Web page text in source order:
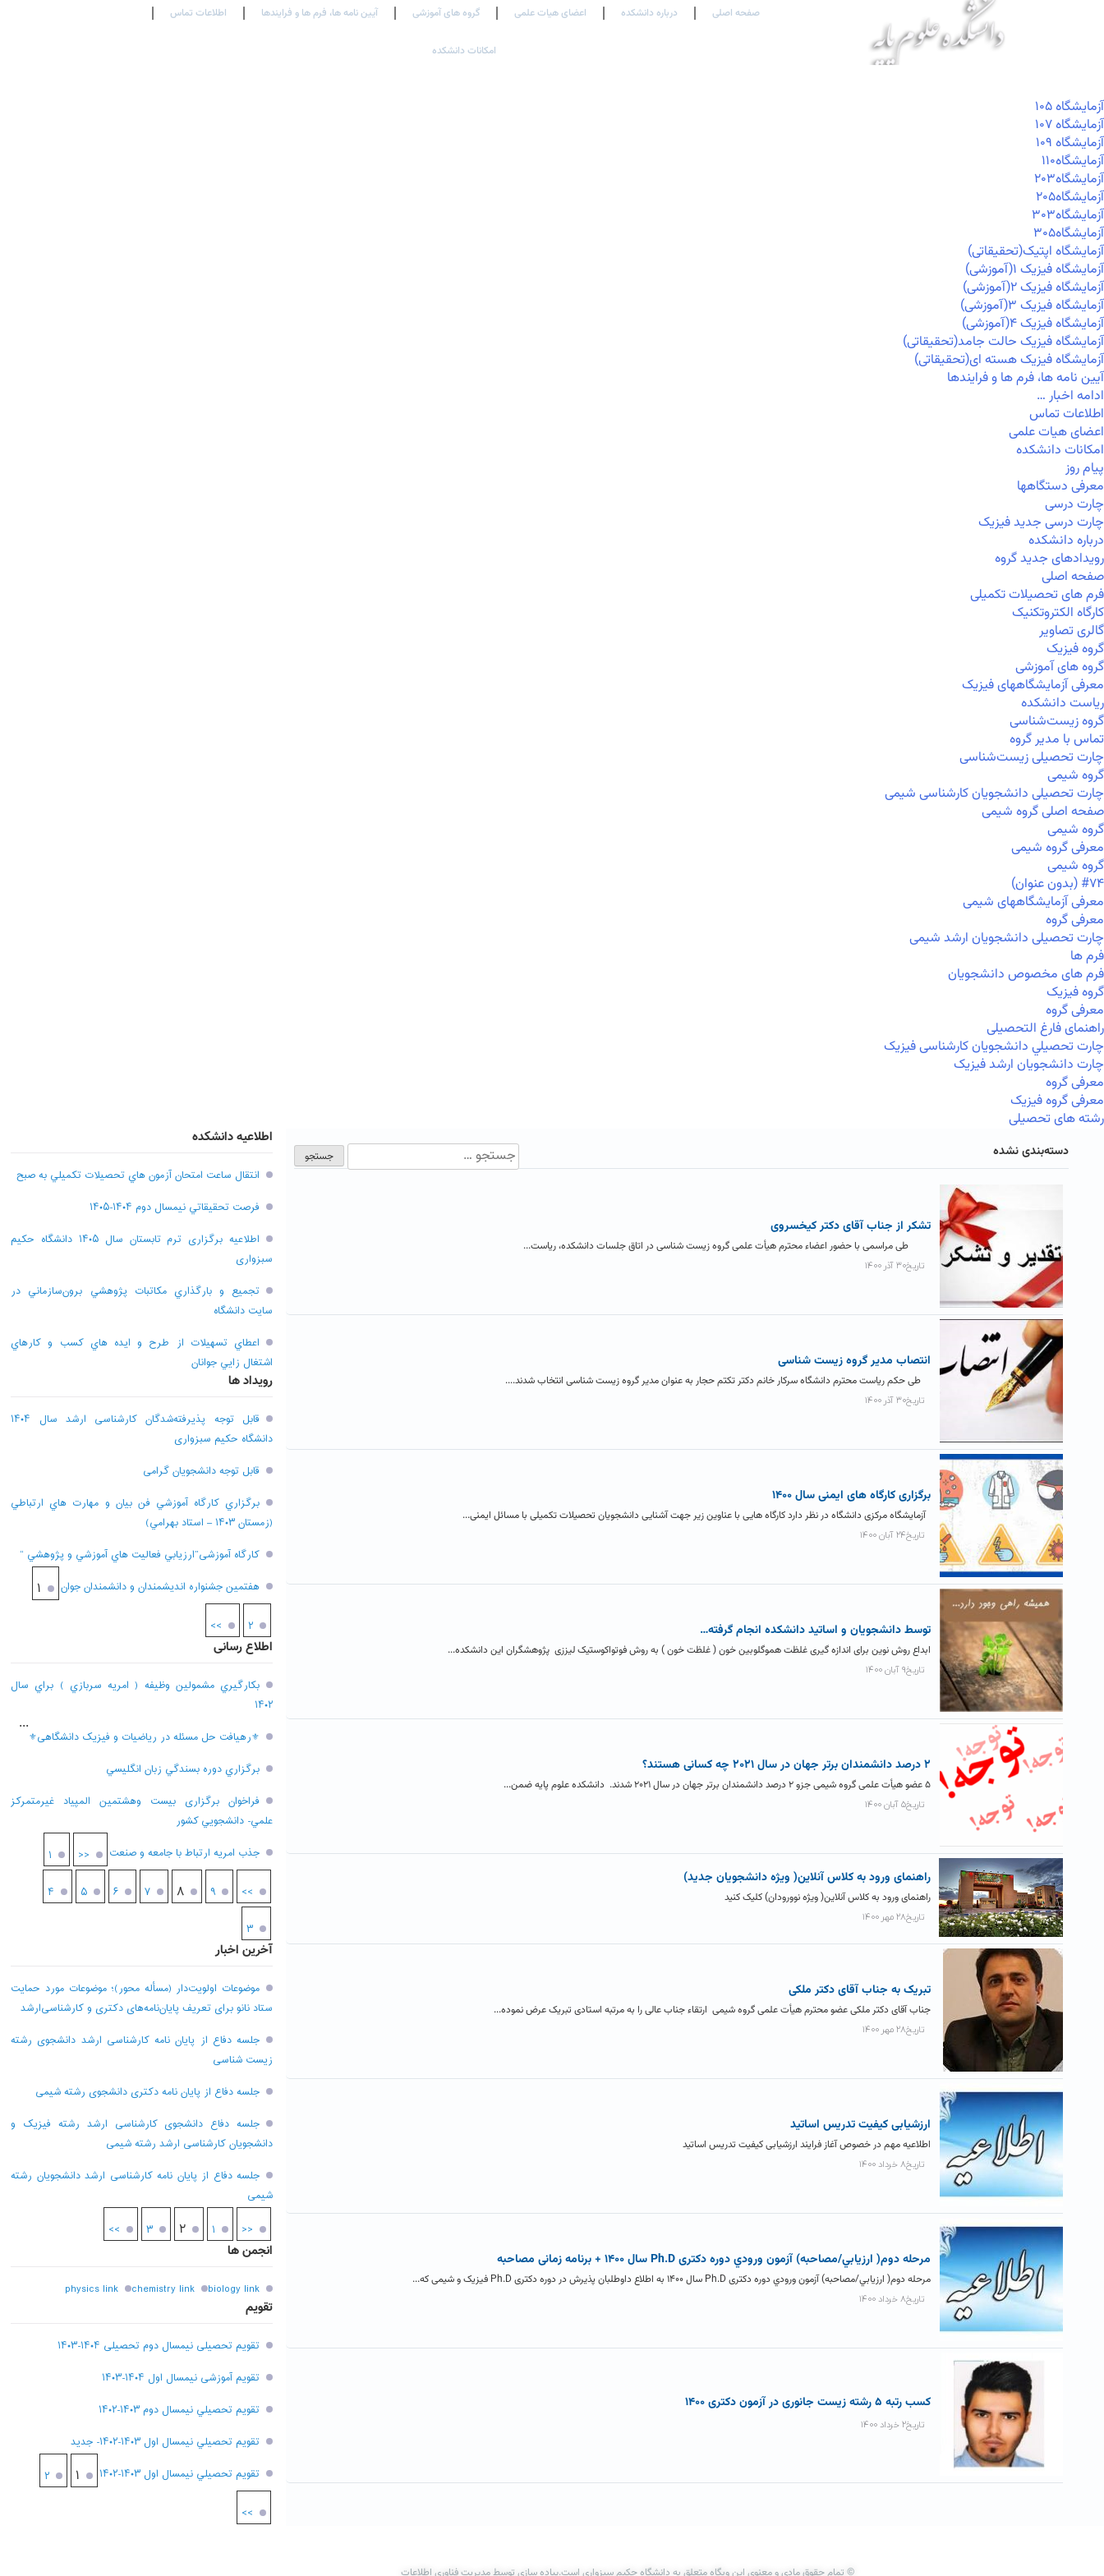
صفحه اصلی درباره دانشکده اعضای هیات علمی گروه های آموزشی آیین نامه ها، فرم ها و فرایندها اطلاعات تماس
امکانات دانشکده
آزمايشگاه ۱۰۵
آزمايشگاه ۱۰۷
آزمايشگاه ۱۰۹
آزمايشگاه۱۱۰
آزمايشگاه۲۰۳
آزمايشگاه۲۰۵
آزمايشگاه۳۰۳
آزمايشگاه۳۰۵
آزمایشگاه اپتیک(تحقیقاتی)
آزمایشگاه فیزیک ۱(آموزشی)
آزمایشگاه فیزیک ۲(آموزشی)
آزمایشگاه فیزیک ۳(آموزشی)
آزمایشگاه فیزیک ۴(آموزشی)
آزمایشگاه فیزیک حالت جامد(تحقیقاتی)
آزمایشگاه فیزیک هسته ای(تحقیقاتی)
آیین نامه ها، فرم ها و فرایندها
ادامه اخبار …
اطلاعات تماس
اعضای هیات علمی
امکانات دانشکده
پیام روز
معرفی دستگاهها
چارت درسی
چارت درسی جدید فیزیک
درباره دانشکده
رویدادهای جدید گروه
صفحه اصلی
فرم های تحصیلات تکمیلی
کارگاه الکتروتکنیک
گالری تصاویر
گروه فیزیک
گروه های آموزشی
معرفی آزمایشگاههای فیزیک
ریاست دانشکده
گروه زیست‌شناسی
تماس با مدیر گروه
چارت تحصیلی زیست‌شناسی
گروه شیمی
چارت تحصیلی دانشجویان کارشناسی شیمی
صفحه اصلی گروه شیمی
گروه شیمی
معرفی گروه شیمی
گروه شیمی
#۷۴ (بدون عنوان)
معرفی آزمایشگاههای شیمی
معرفی گروه
چارت تحصیلی دانشجویان ارشد شیمی
فرم ها
فرم های مخصوص دانشجویان
گروه فیزیک
معرفی گروه
راهنمای فارغ التحصیلی
چارت تحصيلي دانشجویان کارشناسی فیزیک
چارت دانشجویان ارشد فیزیک
معرفی گروه
معرفی گروه فیزیک
رشته های تحصیلی
دسته‌بندی نشده
تشکر از جناب آقای دکتر کیخسروی
طی مراسمی با حضور اعضاء محترم هیأت علمی گروه زیست شناسی در اتاق جلسات دانشکده، ریاست...
تاریخ۳۰ آذر ۱۴۰۰
انتصاب مدیر گروه زیست شناسی
طی حکم ریاست محترم دانشگاه سرکار خانم دکتر تکتم حجار به عنوان مدیر گروه زیست شناسی انتخاب شدند....
تاریخ۳۰ آذر ۱۴۰۰
برگزاری کارگاه های ایمنی سال ۱۴۰۰
آزمایشگاه مرکزی دانشگاه در نظر دارد کارگاه هایی با عناوین زیر جهت آشنایی دانشجویان تحصیلات تکمیلی با مسائل ایمنی...
تاریخ۲۴ آبان ۱۴۰۰
توسط دانشجویان و اساتید دانشکده انجام گرفته…
ابداع روش نوین برای اندازه گیری غلظت هموگلوبین خون ( غلظت خون ) به روش فوتواکوستیک لیززی پژوهشگران این دانشکده...
تاریخ۹ آبان ۱۴۰۰
۲ درصد دانشمندان برتر جهان در سال ۲۰۲۱ چه کسانی هستند؟
۵ عضو هیأت علمی گروه شیمی جزو ۲ درصد دانشمندان برتر جهان در سال ۲۰۲۱ شدند. دانشکده علوم پایه ضمن...
تاریخ۵ آبان ۱۴۰۰
راهنمای ورود به کلاس آنلاین( ویژه دانشجویان جدید)
راهنمای ورود به کلاس آنلاین( ویژه نوورودان) کلیک کنید
تاریخ۲۸ مهر ۱۴۰۰
تبریک به جناب آقای دکتر ملکی
جناب آقای دکتر ملکی عضو محترم هیأت علمی گروه شیمی ارتقاء جناب عالی را به مرتبه استادی تبریک عرض نموده...
تاریخ۲۸ مهر ۱۴۰۰
ارزشیابی کیفیت تدریس اساتید
اطلاعیه مهم در خصوص آغاز فرایند ارزشیابی کیفیت تدریس اساتید
تاریخ۸ خرداد ۱۴۰۰
مرحله دوم( ارزيابي/مصاحبه) آزمون ورودي دوره دکتری Ph.D سال ۱۴۰۰ + برنامه زمانی مصاحبه
مرحله دوم( ارزيابي/مصاحبه) آزمون ورودي دوره دکتری Ph.D سال ۱۴۰۰ به اطلاع داوطلبان پذیرش در دوره دکتری Ph.D فیزیک و شیمی که...
تاریخ۸ خرداد ۱۴۰۰
کسب رتبه ۵ رشته زیست جانوری در آزمون دکتری ۱۴۰۰
تاریخ۲ خرداد ۱۴۰۰
اطلاعیه دانشکده
انتقال ساعت امتحان آزمون هاي تحصيلات تکميلي به صبح
فرصت تحقيقاتي نیمسال دوم ۱۴۰۴-۱۴۰۵
اطلاعیه برگزاری ترم تابستان سال ۱۴۰۵ دانشگاه حکیم
سبزواری
تجميع و بارگذاري مکاتبات پژوهشي برون‌سازماني در
سايت دانشگاه
اعطاي تسهيلات از طرح و ايده هاي کسب و کارهاي
اشتغال زايي جوانان
رویداد ها
قابل توجه پذیرفته‌شدگان کارشناسی ارشد سال ۱۴۰۴
دانشگاه حکیم سبزواری
قابل توجه دانشجویان گرامی
برگزاري کارگاه آموزشي فن بيان و مهارت هاي ارتباطي
(زمستان ۱۴۰۳ – استاد بهرامي)
کارگاه آموزشی”ارزيابي فعاليت هاي آموزشي و پژوهشي “
هفتمين جشنواره انديشمندان و دانشمندان جوان
۱
۲ >>
اطلاع رسانی
بکارگيري مشمولين وظيفه ( امريه سربازي ) براي سال
۱۴۰۲
⚜رهیافت حل مسئله در ریاضیات و فیزیک دانشگاهی⚜
برگزاري دوره بسندگي زبان انگليسي
فراخوان برگزاری بيست وهشتمين المپياد غيرمتمركز
علمي- دانشجويي كشور
جذب امریه ارتباط با جامعه و صنعت
<< ۱
...
۳
۴ ۵ ۶ ۷ ۸ ۹ >>
آخرین اخبار
موضوعات اولویت‌دار (مسأله محور)؛ موضوعات مورد حمایت
ستاد نانو برای تعریف پایان‌نامه‌های دکتری و کارشناسی‌ارشد
جلسه دفاع از پایان نامه کارشناسی ارشد دانشجوی رشته
زیست شناسی
جلسه دفاع از پایان نامه دکتری دانشجوی رشته شیمی
جلسه دفاع دانشجوی کارشناسی ارشد رشته فیزیک و
دانشجویان کارشناسی ارشد رشته شیمی
جلسه دفاع از پایان نامه کارشناسی ارشد دانشجویان رشته
شیمی
<< ۱ ۲ ۳ >>
انجمن ها
biology link
chemistry link
physics link
تقویم
تقویم تحصیلی نیمسال دوم تحصیلی ۱۴۰۴-۱۴۰۳
تقویم آموزشی نیمسال اول ۱۴۰۴-۱۴۰۳
تقويم تحصيلي نيمسال دوم ۱۴۰۳-۱۴۰۲
تقويم تحصيلي نيمسال اول ۱۴۰۳-۱۴۰۲- جديد
تقويم تحصيلي نيمسال اول ۱۴۰۳-۱۴۰۲
۱ ۲
>>
© تمام حقوق مادی و معنوی این وبگاه متعلق به دانشگاه حکیم سبزواری است.پیاده سازی توسط مدیریت فناوری اطلاعات